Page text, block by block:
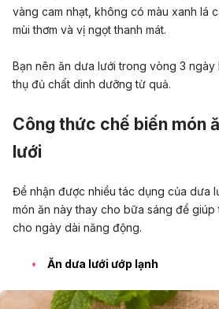
vàng cam nhạt, không có màu xanh lá
mùi thơm và vị ngọt thanh mát.
Bạn nên ăn dưa lưới trong vòng 3 ngày
thụ đủ chất dinh dưỡng từ quả.
Công thức chế biến món
lưới
Để nhận được nhiều tác dụng của dưa
món ăn này thay cho bữa sáng để
cho ngày dài năng động.
Ăn dưa lưới ướp lạnh